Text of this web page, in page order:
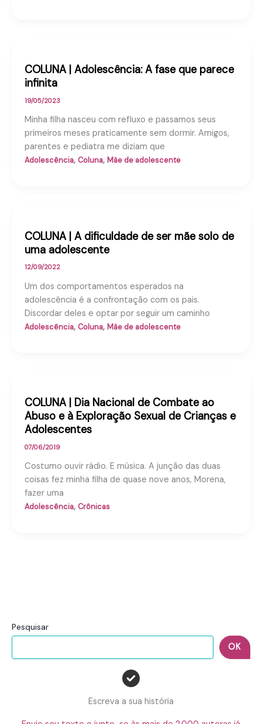
Pesquisar
OK
Escreva a sua história
COLUNA | Adolescência: A fase que parece
infinita
19/05/2023
Minha filha nasceu com refluxo e passamos seus
primeiros meses praticamente sem dormir. Amigos,
parentes e pediatra me diziam que
Adolescência, Coluna, Mãe de adolescente
COLUNA | A dificuldade de ser mãe solo de
uma adolescente
12/09/2022
Um dos comportamentos esperados na
adolescência é a confrontação com os pais.
Discordar deles e optar por seguir um caminho
Adolescência, Coluna, Mãe de adolescente
COLUNA | Dia Nacional de Combate ao
Abuso e à Exploração Sexual de Crianças e
Adolescentes
07/06/2019
Costumo ouvir rádio. E música. A junção das duas
coisas fez minha filha de quase nove anos, Morena,
fazer uma
Adolescência, Crônicas